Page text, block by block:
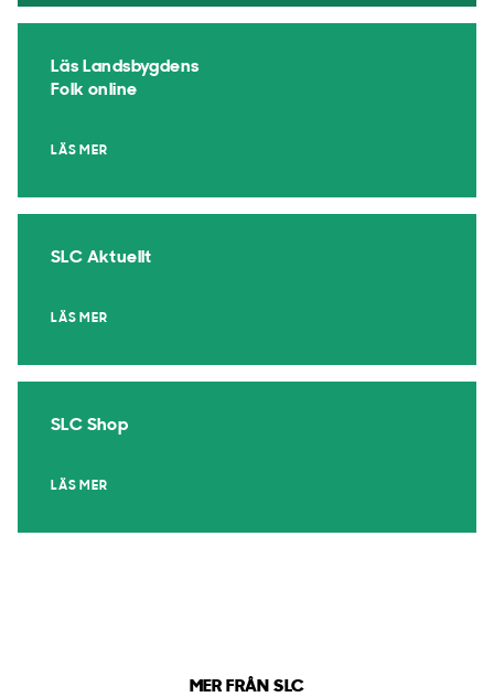
Läs Landsbygdens
Folk online
LÄS MER
SLC Aktuellt
LÄS MER
SLC Shop
LÄS MER
MER FRÅN SLC